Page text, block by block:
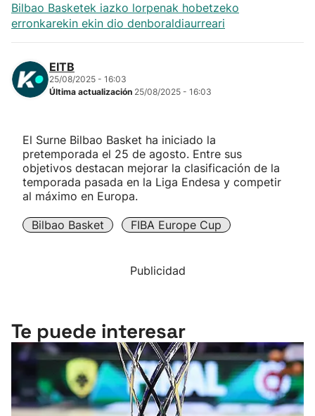
Carreras de montaña
"Helmuga"
Bilbao Basketek iazko lorpenak hobetzeko
erronkarekin ekin dio denboraldiaurreari
EITB
25/08/2025 - 16:03
Última actualización 25/08/2025 - 16:03
El Surne Bilbao Basket ha iniciado la
pretemporada el 25 de agosto. Entre sus
objetivos destacan mejorar la clasificación de la
temporada pasada en la Liga Endesa y competir
al máximo en Europa.
Bilbao Basket FIBA Europe Cup
Publicidad
Te puede interesar